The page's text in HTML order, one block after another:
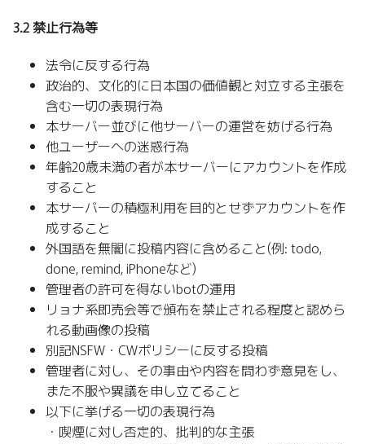
3.2 禁止行為等
法令に反する行為
政治的、文化的に日本国の価値観と対立する主張を
含む一切の表現行為
本サーバー並びに他サーバーの運営を妨げる行為
他ユーザーへの迷惑行為
年齢20歳未満の者が本サーバーにアカウントを作成
すること
本サーバーの積極利用を目的とせずアカウントを作
成すること
外国語を無闇に投稿内容に含めること(例: todo,
done, remind, iPhoneなど)
管理者の許可を得ないbotの運用
リョナ系即売会等で頒布を禁止される程度と認めら
れる動画像の投稿
別記NSFW・CWポリシーに反する投稿
管理者に対し、その事由や内容を問わず意見をし、
また不服や異議を申し立てること
以下に挙げる一切の表現行為
・喫煙に対し否定的、批判的な主張